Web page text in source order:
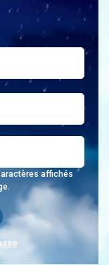
affichés